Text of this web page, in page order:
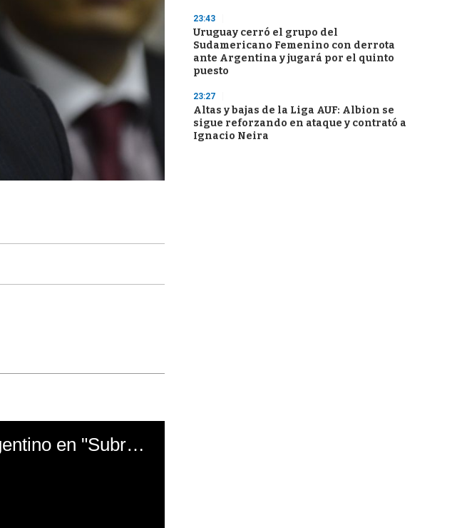
El mal momento de Yanina Gasañol con un hincha argentino en "Subrayado"
23:43
Uruguay cerró el grupo del
Sudamericano Femenino con derrota
ante Argentina y jugará por el quinto
puesto
23:27
Altas y bajas de la Liga AUF: Albion se
sigue reforzando en ataque y contrató a
Ignacio Neira